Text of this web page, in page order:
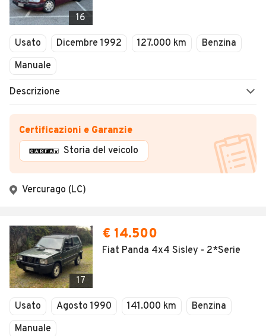
16
Usato Dicembre 1992 127.000 km
Benzina
Manuale
Descrizione
Certificazioni e Garanzie
Storia del veicolo
Vercurago (LC)
17
€ 14.500
Fiat Panda 4x4 Sisley - 2*Serie
Usato Agosto 1990 141.000 km
Benzina
Manuale